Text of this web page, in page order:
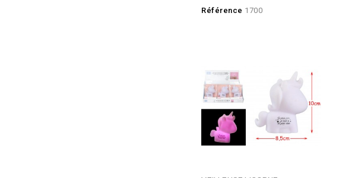
Référence 1700